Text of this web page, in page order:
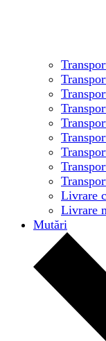
Livrare
Livrare
Mutări